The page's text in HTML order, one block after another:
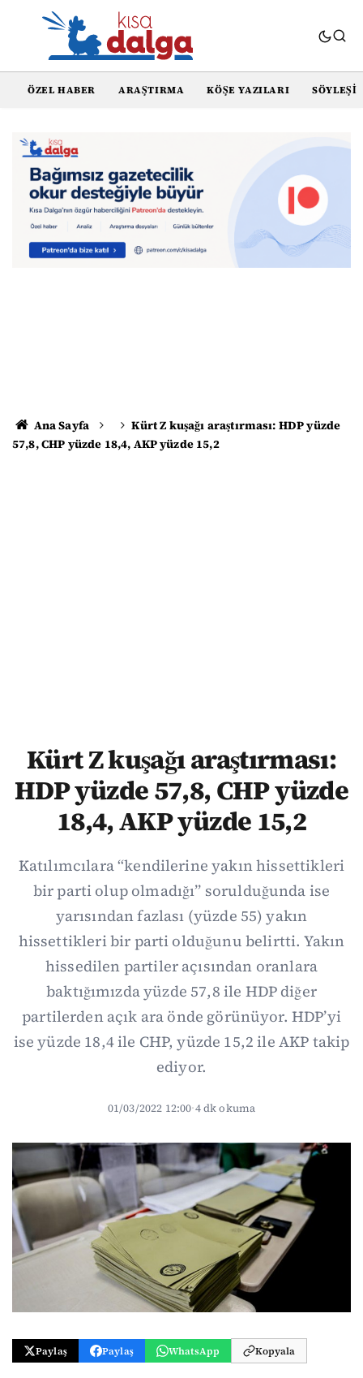
ÖZEL HABER ARAŞTIRMA KÖŞE YAZILARI SÖYLEŞI
Ana Sayfa
Kürt Z kuşağı araştırması: HDP yüzde
57,8, CHP yüzde 18,4, AKP yüzde 15,2
Kürt Z kuşağı araştırması:
HDP yüzde 57,8, CHP yüzde
18,4, AKP yüzde 15,2
Katılımcılara “kendilerine yakın hissettikleri
bir parti olup olmadığı” sorulduğunda ise
yarısından fazlası (yüzde 55) yakın
hissettikleri bir parti olduğunu belirtti. Yakın
hissedilen partiler açısından oranlara
baktığımızda yüzde 57,8 ile HDP diğer
partilerden açık ara önde görünüyor. HDP’yi
ise yüzde 18,4 ile CHP, yüzde 15,2 ile AKP takip
ediyor.
01/03/2022 12:00·4 dk okuma
Paylaş Paylaş WhatsApp Kopyala